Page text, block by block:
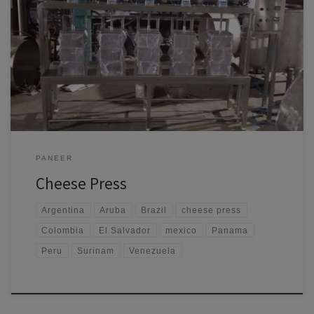
Elevating Cheese Production in South and Central America with
Ramal Mech Engg Pvt Ltd Cheese Presses Introduction The cheese
market in South and Central America is rapidly expanding, driven by a
rising consumer interest in artisanal and specialty cheeses. To meet this
growing demand, local cheese producers are increasingly investing
PANEER
Cheese Press
Argentina Aruba Brazil cheese press
Colombia El Salvador mexico Panama
Peru Surinam Venezuela